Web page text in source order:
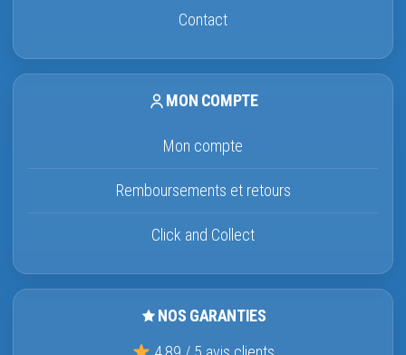
Contact
MON COMPTE
Mon compte
Remboursements et retours
Click and Collect
NOS GARANTIES